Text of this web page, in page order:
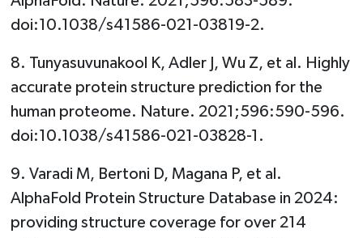
doi:10.1038/s41586-021-03819-2.
8. Tunyasuvunakool K, Adler J, Wu Z, et al. Highly
accurate protein structure prediction for the
human proteome. Nature. 2021;596:590-596.
doi:10.1038/s41586-021-03828-1.
9. Varadi M, Bertoni D, Magana P, et al.
AlphaFold Protein Structure Database in 2024:
providing structure coverage for over 214